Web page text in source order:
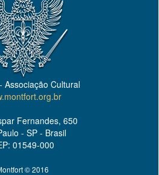
Associação Cultural
Fernandes, 650
- SP - Brasil
01549-000
© 2016